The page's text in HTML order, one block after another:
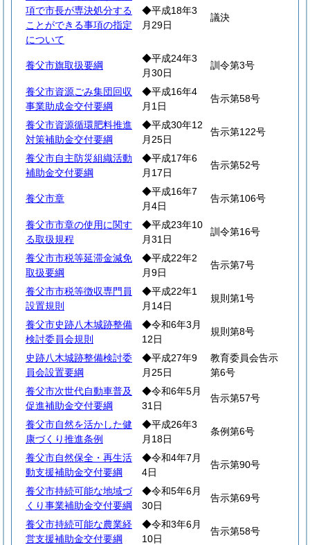
項で市長が専決処分する
ことができる事項の指定
について
◆平成18年3
月29日
議決
養父市旗取扱要綱
◆平成24年3
月30日
訓令第3号
養父市資源ごみ集団回収
事業助成金交付要綱
◆平成16年4
月1日
告示第58号
養父市資源循環肥料推進
対策補助金交付要綱
◆平成30年12
月25日
告示第122号
養父市自主防災組織活動
補助金交付要綱
◆平成17年6
月17日
告示第52号
養父市章
◆平成16年7
月4日
告示第106号
養父市市章の使用に関す
る取扱規程
◆平成23年10
月31日
訓令第16号
養父市市税等延滞金減免
取扱要綱
◆平成22年2
月9日
告示第7号
養父市市税等徴収専門員
設置規則
◆平成22年1
月14日
規則第1号
養父市史跡八木城跡整備
検討委員会規則
◆令和6年3月
12日
規則第8号
史跡八木城跡整備検討委
員会設置要綱
◆平成27年9
月25日
教育委員会告示
第6号
養父市次世代自動車普及
促進補助金交付要綱
◆令和6年5月
31日
告示第57号
養父市自然を活かした健
康づくり推進条例
◆平成26年3
月18日
条例第6号
養父市自然保全・再生活
動支援補助金交付要綱
◆令和4年7月
4日
告示第90号
養父市持続可能な地域づ
くり事業補助金交付要綱
◆令和5年6月
30日
告示第69号
養父市持続可能な農業経
営支援補助金交付要綱
◆令和3年6月
10日
告示第58号